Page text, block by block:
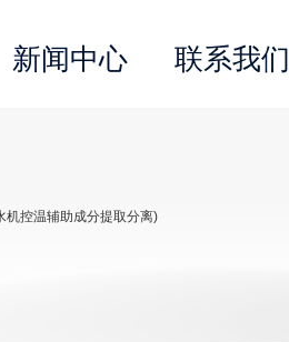
新闻中心 联系我们